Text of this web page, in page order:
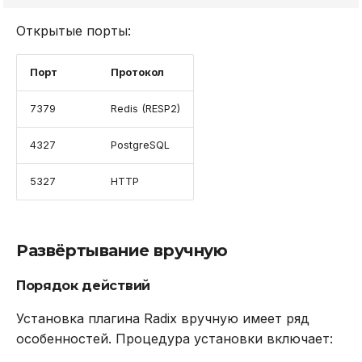
acl dryrun
acl getuser
acl list
acl load
acl log
acl setuser
acl whoami
Открытые порты:
Порт Протокол
7379 Redis (RESP2)
4327 PostgreSQL
5327 HTTP
Развёртывание вручную
Порядок действий
Установка плагина Radix вручную имеет ряд
особенностей. Процедура установки включает: